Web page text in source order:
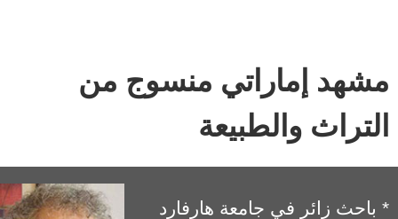
مشهد إماراتي منسوج من
التراث والطبيعة
* باحث زائر في جامعة هارفارد